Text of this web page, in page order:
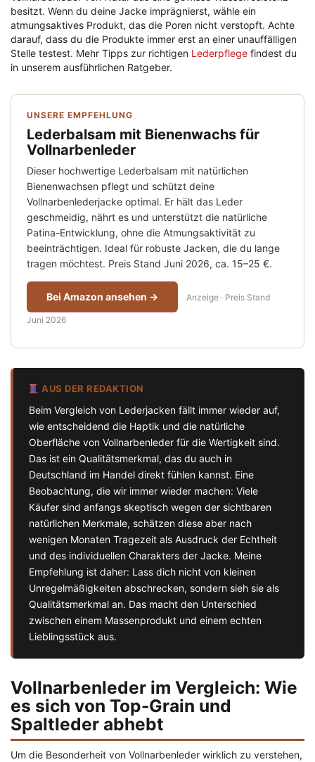
besitzt. Wenn du deine Jacke imprägnierst, wähle ein
atmungsaktives Produkt, das die Poren nicht verstopft. Achte
darauf, dass du die Produkte immer erst an einer unauffälligen
Stelle testest. Mehr Tipps zur richtigen Lederpflege findest du
in unserem ausführlichen Ratgeber.
UNSERE EMPFEHLUNG
Lederbalsam mit Bienenwachs für
Vollnarbenleder
Dieser hochwertige Lederbalsam mit natürlichen
Bienenwachsen pflegt und schützt deine
Vollnarbenlederjacke optimal. Er hält das Leder
geschmeidig, nährt es und unterstützt die natürliche
Patina-Entwicklung, ohne die Atmungsaktivität zu
beeinträchtigen. Ideal für robuste Jacken, die du lange
tragen möchtest. Preis Stand Juni 2026, ca. 15–25 €.
Bei Amazon ansehen → Anzeige · Preis Stand
Juni 2026
AUS DER REDAKTION
Beim Vergleich von Lederjacken fällt immer wieder auf,
wie entscheidend die Haptik und die natürliche
Oberfläche von Vollnarbenleder für die Wertigkeit sind.
Das ist ein Qualitätsmerkmal, das du auch in
Deutschland im Handel direkt fühlen kannst. Eine
Beobachtung, die wir immer wieder machen: Viele
Käufer sind anfangs skeptisch wegen der sichtbaren
natürlichen Merkmale, schätzen diese aber nach
wenigen Monaten Tragezeit als Ausdruck der Echtheit
und des individuellen Charakters der Jacke. Meine
Empfehlung ist daher: Lass dich nicht von kleinen
Unregelmäßigkeiten abschrecken, sondern sieh sie als
Qualitätsmerkmal an. Das macht den Unterschied
zwischen einem Massenprodukt und einem echten
Lieblingsstück aus.
Vollnarbenleder im Vergleich: Wie
es sich von Top-Grain und
Spaltleder abhebt
Um die Besonderheit von Vollnarbenleder wirklich zu verstehen,